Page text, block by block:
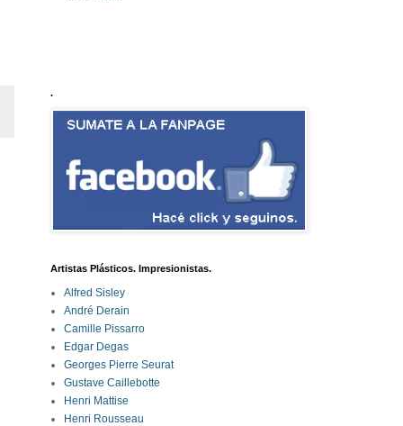
.
Artistas Plásticos. Impresionistas.
Alfred Sisley
André Derain
Camille Pissarro
Edgar Degas
Georges Pierre Seurat
Gustave Caillebotte
Henri Mattise
Henri Rousseau